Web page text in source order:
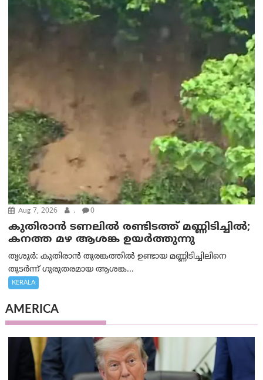
Aug 7, 2026 . 0
കുതിരാൻ ടണലിൽ രണ്ടിടത്ത് മണ്ണിടിച്ചിൽ;
കനത്ത മഴ ആശങ്ക ഉയർത്തുന്നു
തൃശൂർ: കുതിരാൻ തുരങ്കത്തിൽ ഉണ്ടായ മണ്ണിടിച്ചിലിനെ
തുടർന്ന് ഗുരുതരമായ ആശങ്ക...
KERALA
AMERICA